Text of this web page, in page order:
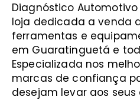
Diagnóstico Automotivo
loja dedicada a venda
ferramentas e
em Guaratinguetá e
Especializada nos
marcas de confiança
desejam levar aos seus